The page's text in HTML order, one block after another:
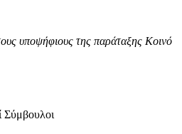
υποψήφιους της παράταξης Κοινό
Σύμβουλοι